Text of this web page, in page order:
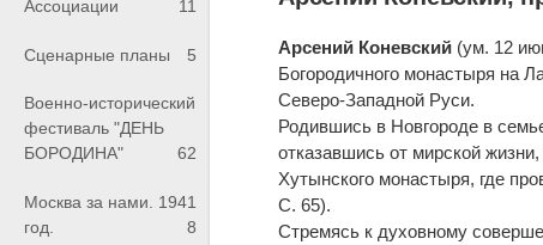
Ассоциации
11
Сценарные планы 5
Военно-исторический
фестиваль "ДЕНЬ
БОРОДИНА"
62
Москва за нами. 1941
год.
8
Арсений Коневский (ум. 12
Богородичного монастыря на
Северо-Западной Руси.
Родившись в Новгороде в
отказавшись от мирской
Хутынского монастыря, где
С. 65).
Стремясь к духовному